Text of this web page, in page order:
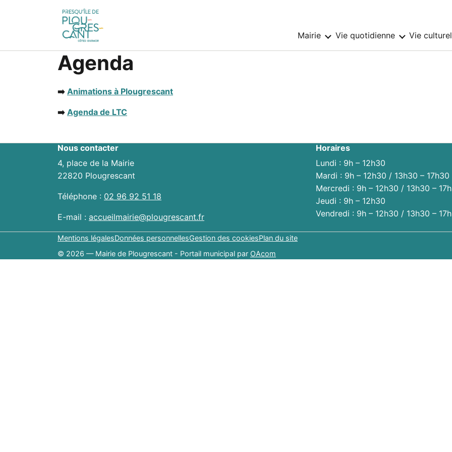
Mairie Sous-
:
Vie quotidienne Sous-
:
Vie
Agenda
➡️ Animations à Plougrescant
➡️ Agenda de LTC
Nous contacter
4, place de la Mairie
22820 Plougrescant
Téléphone : 02 96 92 51 18
E-mail : accueilmairie@plougrescant.fr
Horaires
Lundi : 9h – 12h30
Mardi : 9h – 12h30 / 13h30 – 17h30
Mercredi : 9h – 12h30 / 13h30 –
Jeudi : 9h – 12h30
Vendredi : 9h – 12h30 / 13h30 –
Mentions légalesDonnées personnellesGestion des cookiesPlan du site
© 2026 — Mairie de Plougrescant - Portail municipal par OAcom